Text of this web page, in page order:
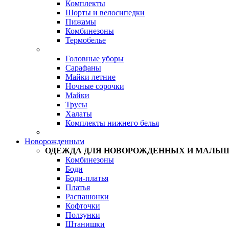
Комплекты
Шорты и велосипедки
Пижамы
Комбинезоны
Термобелье
Головные уборы
Сарафаны
Майки летние
Ночные сорочки
Майки
Трусы
Халаты
Комплекты нижнего белья
Новорожденным
ОДЕЖДА ДЛЯ НОВОРОЖДЕННЫХ И
Комбинезоны
Боди
Боди-платья
Платья
Распашонки
Кофточки
Ползунки
Штанишки